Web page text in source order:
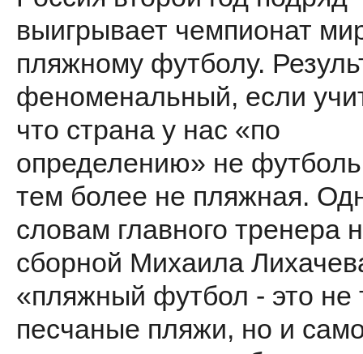
выигрывает чемпионат
пляжному футболу.
феноменальный, если
что страна у нас «по
определению» не
тем более не пляжная.
словам главного тренера
сборной Михаила
«пляжный футбол - это не
песчаные пляжи, но и